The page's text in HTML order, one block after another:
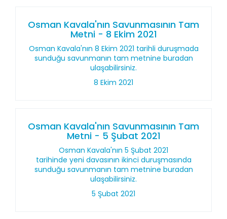
Osman Kavala'nın Savunmasının Tam
Metni - 8 Ekim 2021
Osman Kavala'nın 8 Ekim 2021 tarihli duruşmada
sunduğu savunmanın tam metnine buradan
ulaşabilirsiniz.
8 Ekim 2021
Osman Kavala'nın Savunmasının Tam
Metni - 5 Şubat 2021
Osman Kavala'nın 5 Şubat 2021
tarihinde yeni davasının ikinci duruşmasında
sunduğu savunmanın tam metnine buradan
ulaşabilirsiniz.
5 Şubat 2021